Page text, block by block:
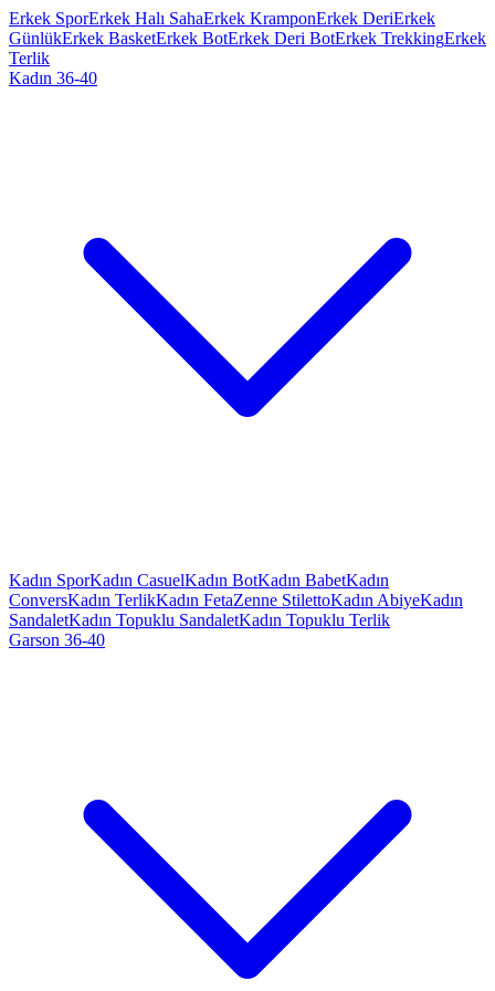
Erkek SporErkek Halı SahaErkek KramponErkek DeriErkek
GünlükErkek BasketErkek BotErkek Deri BotErkek TrekkingErkek
Terlik
Kadın 36-40
Kadın SporKadın CasuelKadın BotKadın BabetKadın
ConversKadın TerlikKadın FetaZenne StilettoKadın AbiyeKadın
SandaletKadın Topuklu SandaletKadın Topuklu Terlik
Garson 36-40